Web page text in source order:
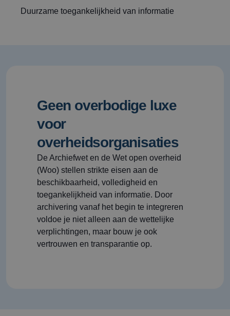
Duurzame toegankelijkheid van informatie
Geen overbodige luxe
voor
overheidsorganisaties
De Archiefwet en de Wet open overheid
(Woo) stellen strikte eisen aan de
beschikbaarheid, volledigheid en
toegankelijkheid van informatie. Door
archivering vanaf het begin te integreren
voldoe je niet alleen aan de wettelijke
verplichtingen, maar bouw je ook
vertrouwen en transparantie op.